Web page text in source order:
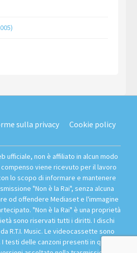
sulla privacy
Cookie policy
ufficiale, non è affiliato in alcun modo
viene ricevuto per il lavoro
lo scopo di informare e mantenere
"Non è la Rai", senza alcuna
od offendere Mediaset e l'immagine
"Non è la Rai" è una proprietà
sono riservati tutti i diritti. I dischi
R.T.I. Music. Le videocassette sono
testi delle canzoni presenti in questo